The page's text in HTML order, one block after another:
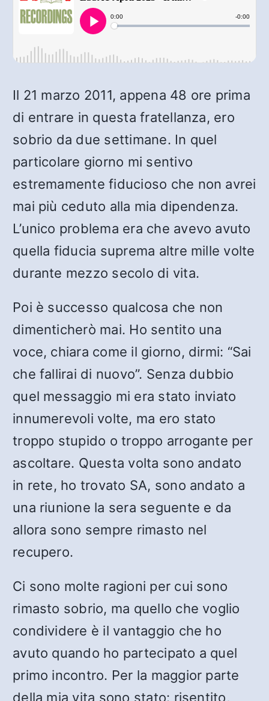
Il 21 marzo 2011, appena 48 ore prima
di entrare in questa fratellanza, ero
sobrio da due settimane. In quel
particolare giorno mi sentivo
estremamente fiducioso che non avrei
mai più ceduto alla mia dipendenza.
L’unico problema era che avevo avuto
quella fiducia suprema altre mille volte
durante mezzo secolo di vita.
Poi è successo qualcosa che non
dimenticherò mai. Ho sentito una
voce, chiara come il giorno, dirmi: “Sai
che fallirai di nuovo”. Senza dubbio
quel messaggio mi era stato inviato
innumerevoli volte, ma ero stato
troppo stupido o troppo arrogante per
ascoltare. Questa volta sono andato
in rete, ho trovato SA, sono andato a
una riunione la sera seguente e da
allora sono sempre rimasto nel
recupero.
Ci sono molte ragioni per cui sono
rimasto sobrio, ma quello che voglio
condividere è il vantaggio che ho
avuto quando ho partecipato a quel
primo incontro. Per la maggior parte
della mia vita sono stato: risentito,